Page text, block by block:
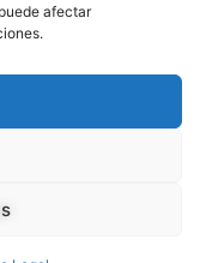
afectar